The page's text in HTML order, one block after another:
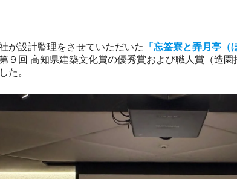
が設計監理をさせていただいた
「忘筌寮と弄月亭
９回 高知県建築文化賞の優秀賞および職人賞（造園
た。